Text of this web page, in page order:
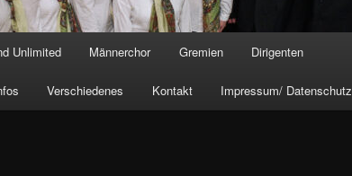
Unlimited Männerchor Gremien Dirigenten
Verschiedenes Kontakt Impressum/ Datenschutz